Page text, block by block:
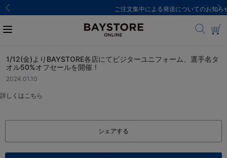
ご注文集中による発送についてのお知らせ
1/12(金)よりBAYSTORE各店にてビジターユニフォーム、選手名タ
オル50%オフセールを開催！
2024.01.10
詳しくはこちら
シェアする